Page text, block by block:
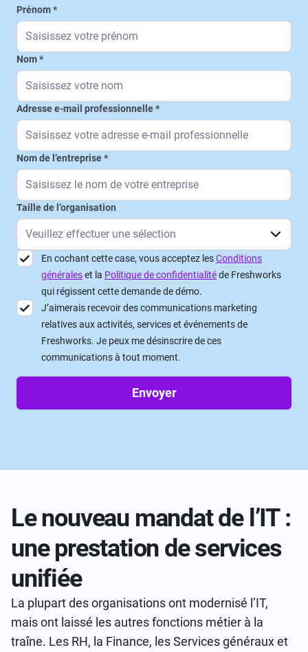
Prénom
Nom
Adresse e-mail professionnelle
Nom de l’entreprise
Taille de l’organisation
En cochant cette case, vous acceptez lesConditions
généraleset la Politique de confidentialitéde Freshworks
qui régissent cette demande de démo.
J’aimerais recevoir des communications marketing
relatives aux activités, services et événements de
Freshworks. Je peux me désinscrire de ces
communications à tout moment.
Envoyer
Le nouveau mandat de l’IT :
une prestation de services
unifiée
La plupart des organisations ont modernisé l’IT,
mais ont laissé les autres fonctions métier à la
traîne. Les RH, la Finance, les Services généraux et